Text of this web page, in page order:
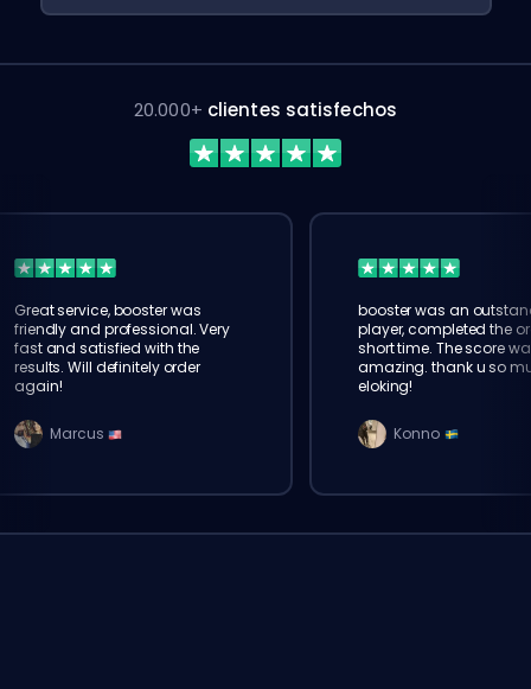
20.000+ clientes satisfechos
Great service, booster was
friendly and professional. Very
fast and satisfied with the
results. Will definitely order
again!
Marcus
booster was an
player, completed the
short time. The score
amazing. thank u so
eloking!
Konno